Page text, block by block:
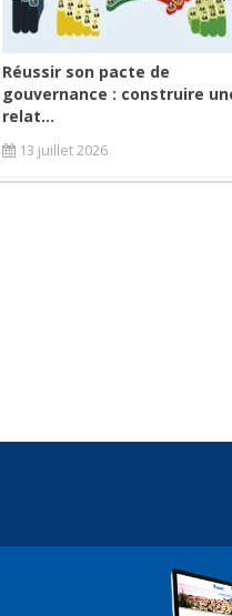
Réussir son pacte de
gouvernance : construire
relat...
13 juillet 2026